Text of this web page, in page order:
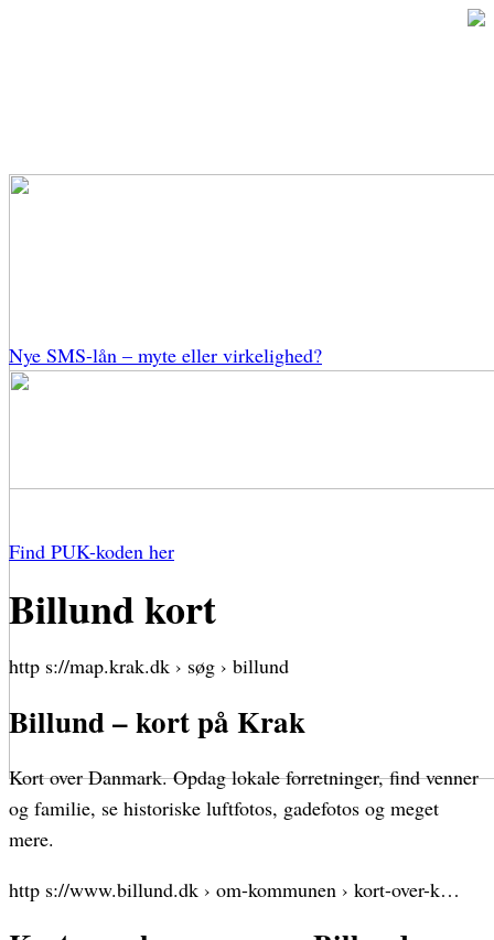
Nye SMS-lån – myte eller virkelighed?
Find PUK-koden her
Billund kort
http s://map.krak.dk › søg › billund
Billund – kort på Krak
Kort over Danmark. Opdag lokale forretninger, find venner
og familie, se historiske luftfotos, gadefotos og meget
mere.
http s://www.billund.dk › om-kommunen › kort-over-k…